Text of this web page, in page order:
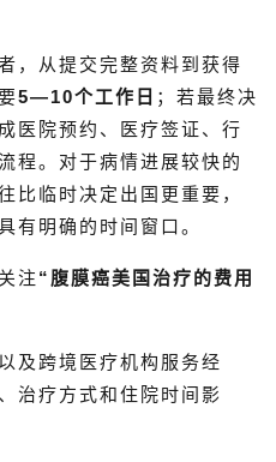
，从提交完整资料到获得
5—10个工作日 ；若最终决
医院预约、医疗签证、行
程。对于病情进展较快的
比临时决定出国更重要，
有明确的时间窗口。
注 “腹膜癌美国治疗的费用
及跨境医疗机构服务经
治疗方式和住院时间影